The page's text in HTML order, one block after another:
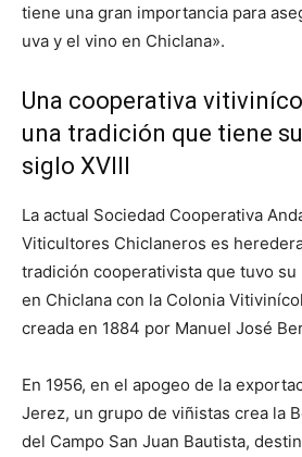
tiene una gran importancia para
uva y el vino en Chiclana».
Una cooperativa
una tradición que tiene
siglo XVIII
La actual Sociedad Cooperativa
Viticultores Chiclaneros es
tradición cooperativista que tuvo
en Chiclana con la Colonia
creada en 1884 por Manuel José
En 1956, en el apogeo de la
Jerez, un grupo de viñistas crea la
del Campo San Juan Bautista,